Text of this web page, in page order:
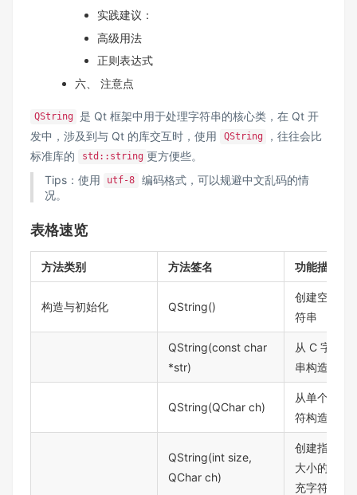
实践建议：
高级用法
正则表达式
六、 注意点
QString
是 Qt 框架中用于处理字符串的核心类，在 Qt 开
发中，涉及到与 Qt 的库交互时，使用
QString
，往往会比
标准库的
std::string 更方便些。
Tips：使用
utf-8
编码格式，可以规避中文乱码的情
况。
表格速览
方法类别 方法签名 功能描述
构造与初始化 QString()
创建空字
符串
QString(const char
*str)
从 C 字符
串构造
QString(QChar ch)
从单个字
符构造
QString(int size,
QChar ch)
创建指定
大小的填
充字符串